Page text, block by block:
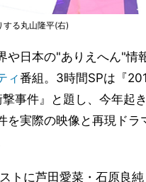
する丸山隆平(右)
や日本の"ありえへん"情
ィ番組。3時間SPは『
事件』と題し、今年起
を実際の映像と再現ドラ
トに芦田愛菜・石原良